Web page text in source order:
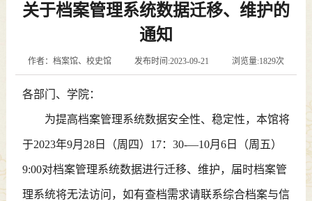
关于档案管理系统数据迁移、维护的
通知
作者：档案馆、校史馆 发布时间:2023-09-21 浏览量:1829次
各部门、学院：
为提高档案管理系统数据安全性、稳定性，本馆将
于2023年9月28日（周四）17：30-—10月6日（周五）
9:00对档案管理系统数据进行迁移、维护，届时档案管
理系统将无法访问，如有查档需求请联系综合档案与信